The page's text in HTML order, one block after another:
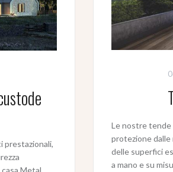
prestazionali,
Le nostre tende
protezione dalle
delle superfici
a mano e su